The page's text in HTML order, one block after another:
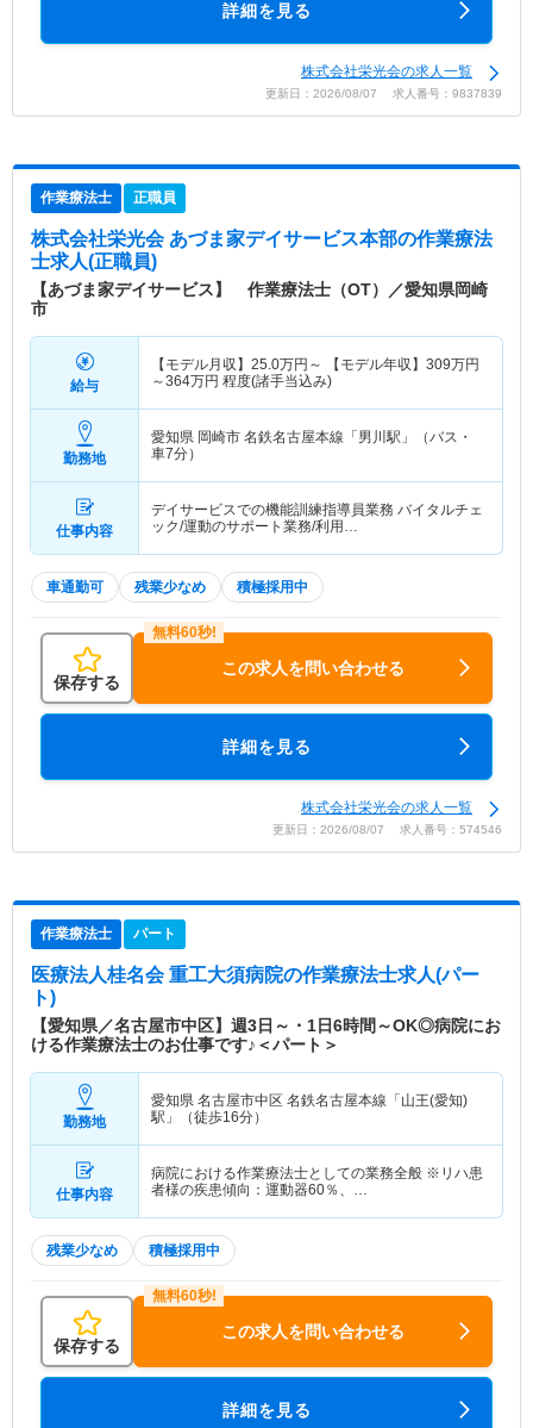
詳細を見る
株式会社栄光会の求人一覧
更新日：2026/08/07 求人番号：9837839
作業療法士 正職員
株式会社栄光会 あづま家デイサービス本部の作業療法
士求人(正職員)
【あづま家デイサービス】 作業療法士（OT）／愛知県岡崎
市
給与
【モデル月収】 25.0万円～ 【モデル年収】 309万円
～364万円 程度(諸手当込み)
勤務地
愛知県 岡崎市 名鉄名古屋本線「男川駅」（バス・
車7分）
仕事内容
デイサービスでの機能訓練指導員業務 バイタルチェ
ック/運動のサポート業務/利用…
車通勤可 残業少なめ 積極採用中
保存する
この求人を問い合わせる
詳細を見る
株式会社栄光会の求人一覧
更新日：2026/08/07 求人番号：574546
作業療法士 パート
医療法人桂名会 重工大須病院の作業療法士求人(パー
ト)
【愛知県／名古屋市中区】週3日～・1日6時間～OK◎病院にお
ける作業療法士のお仕事です♪＜パート＞
勤務地
愛知県 名古屋市中区 名鉄名古屋本線「山王(愛知)
駅」（徒歩16分）
仕事内容
病院における作業療法士としての業務全般 ※リハ患
者様の疾患傾向：運動器60％、…
残業少なめ 積極採用中
保存する
この求人を問い合わせる
詳細を見る